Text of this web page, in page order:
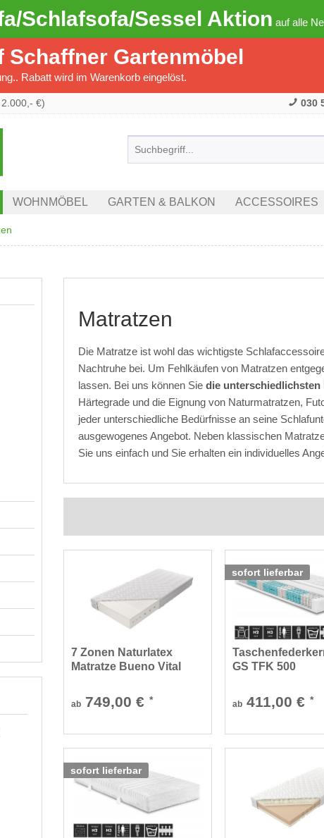
Schlafsofa/Sessel Aktion auf alle
Schaffner Gartenmöbel
Rabatt wird im Warenkorb eingelöst.
€) 030
WOHNMÖBEL GARTEN & BALKON ACCESSOIRES
Matratzen
Die Matratze ist wohl das wichtigste
Nachtruhe bei. Um Fehlkäufen von Matratzen
lassen. Bei uns können Sie die unterschiedlichsten
Härtegrade und die Eignung von Naturmatratzen,
jeder unterschiedliche Bedürfnisse an seine
ausgewogenes Angebot. Neben klassischen
Sie uns einfach und Sie erhalten ein individuelles
7 Zonen Naturlatex
Matratze Bueno Vital
ab 749,00 € *
sofort lieferbar
GS TFK 500
ab 411,00 € *
sofort lieferbar